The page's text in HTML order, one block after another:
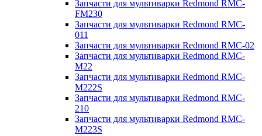
Запчасти для мультиварки Redmond RMC-
FM230
Запчасти для мультиварки Redmond RMC-
011
Запчасти для мультиварки Redmond RMC-02
Запчасти для мультиварки Redmond RMC-
M22
Запчасти для мультиварки Redmond RMC-
M222S
Запчасти для мультиварки Redmond RMC-
210
Запчасти для мультиварки Redmond RMC-
M223S